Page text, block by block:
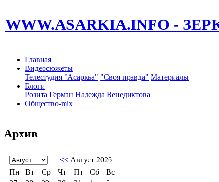
WWW.ASARKIA.INFO -
Главная
Видеосюжеты
Телестудия "Асаркьа" "Своя правда" Материалы
Блоги
Розита Герман Надежда Венедиктова
Общество-mix
Архив